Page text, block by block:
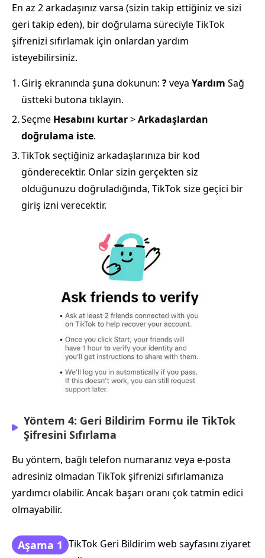
En az 2 arkadaşınız varsa (sizin takip ettiğiniz ve sizi
geri takip eden), bir doğrulama süreciyle TikTok
şifrenizi sıfırlamak için onlardan yardım
isteyebilirsiniz.
1. Giriş ekranında şuna dokunun: ?veya Yardım Sağ
üstteki butona tıklayın.
2.Seçme Hesabını kurtar>Arkadaşlardan
doğrulama iste.
3.TikTok seçtiğiniz arkadaşlarınıza bir kod
gönderecektir. Onlar sizin gerçekten siz
olduğunuzu doğruladığında, TikTok size geçici bir
giriş izni verecektir.
Yöntem 4: Geri Bildirim Formu ile TikTok
Şifresini Sıfırlama
Bu yöntem, bağlı telefon numaranız veya e‑posta
adresiniz olmadan TikTok şifrenizi sıfırlamanıza
yardımcı olabilir. Ancak başarı oranı çok tatmin edici
olmayabilir.
Aşama 1 TikTok Geri Bildirim web sayfasını ziyaret